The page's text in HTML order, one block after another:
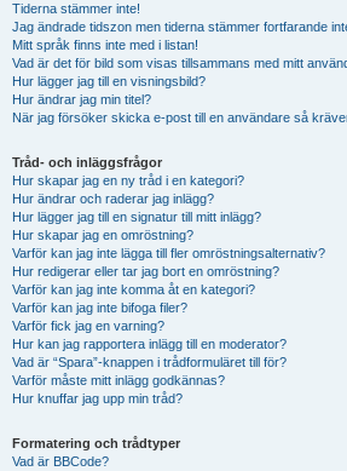
Tiderna stämmer inte!
Jag ändrade tidszon men tiderna stämmer fortfarande
Mitt språk finns inte med i listan!
Vad är det för bild som visas tillsammans med mitt
Hur lägger jag till en visningsbild?
Hur ändrar jag min titel?
När jag försöker skicka e-post till en användare så
Tråd- och inläggsfrågor
Hur skapar jag en ny tråd i en kategori?
Hur ändrar och raderar jag inlägg?
Hur lägger jag till en signatur till mitt inlägg?
Hur skapar jag en omröstning?
Varför kan jag inte lägga till fler omröstningsalternativ?
Hur redigerar eller tar jag bort en omröstning?
Varför kan jag inte komma åt en kategori?
Varför kan jag inte bifoga filer?
Varför fick jag en varning?
Hur kan jag rapportera inlägg till en moderator?
Vad är “Spara”-knappen i trådformuläret till för?
Varför måste mitt inlägg godkännas?
Hur knuffar jag upp min tråd?
Formatering och trådtyper
Vad är BBCode?